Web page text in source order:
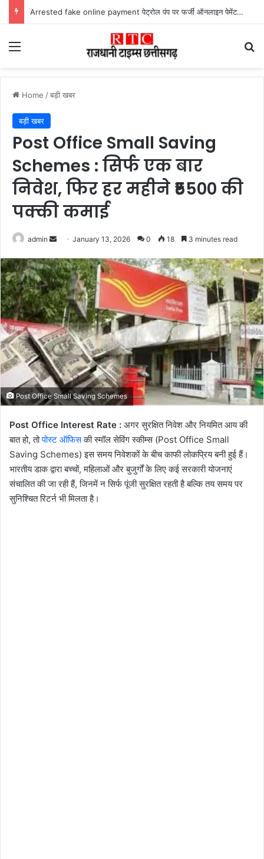
Arrested fake online payment पेट्रोल पंप पर फर्जी ऑनलाइन पेमेंट दिखाकर ठगी करने वाला युवक गिरफ्तार
Menu
Home /बड़ी खबर
बड़ी खबर
Post Office Small Saving
Schemes : सिर्फ एक बार
निवेश, फिर हर महीने ₹5500 की
पक्की कमाई
admin
Send
email
January 13, 2026 0 18 3 minutes read
Post Office Small Saving Schemes
Post Office Interest Rate : अगर सुरक्षित निवेश और नियमित आय की
बात हो, तोपोस्ट ऑफिसकी स्मॉल सेविंग स्कीम्स (Post Office Small
Saving Schemes) इस समय निवेशकों के बीच काफी लोकप्रिय बनी हुई हैं।
भारतीय डाक द्वारा बच्चों, महिलाओं और बुजुर्गों के लिए कई सरकारी योजनाएं
संचालित की जा रही हैं, जिनमें न सिर्फ पूंजी सुरक्षित रहती है बल्कि तय समय पर
सुनिश्चित रिटर्न भी मिलता है।